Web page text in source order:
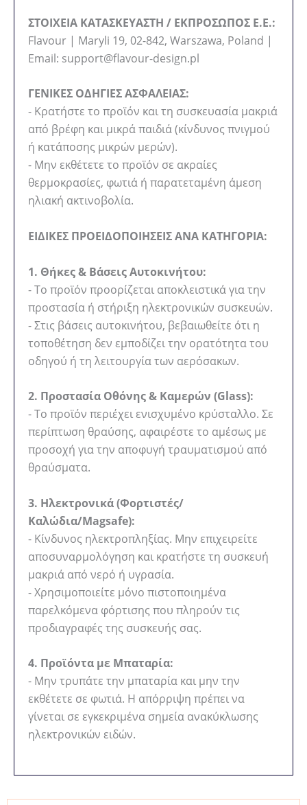
ΣΤΟΙΧΕΙΑ ΚΑΤΑΣΚΕΥΑΣΤΗ / ΕΚΠΡΟΣΩΠΟΣ Ε.Ε.:
Flavour | Maryli 19, 02-842, Warszawa, Poland |
Email: support@flavour-design.pl
ΓΕΝΙΚΕΣ ΟΔΗΓΙΕΣ ΑΣΦΑΛΕΙΑΣ:
- Κρατήστε το προϊόν και τη συσκευασία μακριά
από βρέφη και μικρά παιδιά (κίνδυνος πνιγμού
ή κατάποσης μικρών μερών).
- Μην εκθέτετε το προϊόν σε ακραίες
θερμοκρασίες, φωτιά ή παρατεταμένη άμεση
ηλιακή ακτινοβολία.
ΕΙΔΙΚΕΣ ΠΡΟΕΙΔΟΠΟΙΗΣΕΙΣ ΑΝΑ ΚΑΤΗΓΟΡΙΑ:
1. Θήκες & Βάσεις Αυτοκινήτου:
- Το προϊόν προορίζεται αποκλειστικά για την
προστασία ή στήριξη ηλεκτρονικών συσκευών.
- Στις βάσεις αυτοκινήτου, βεβαιωθείτε ότι η
τοποθέτηση δεν εμποδίζει την ορατότητα του
οδηγού ή τη λειτουργία των αερόσακων.
2. Προστασία Οθόνης & Καμερών (Glass):
- Το προϊόν περιέχει ενισχυμένο κρύσταλλο. Σε
περίπτωση θραύσης, αφαιρέστε το αμέσως με
προσοχή για την αποφυγή τραυματισμού από
θραύσματα.
3. Ηλεκτρονικά (Φορτιστές/
Καλώδια/Magsafe):
- Κίνδυνος ηλεκτροπληξίας. Μην επιχειρείτε
αποσυναρμολόγηση και κρατήστε τη συσκευή
μακριά από νερό ή υγρασία.
- Χρησιμοποιείτε μόνο πιστοποιημένα
παρελκόμενα φόρτισης που πληρούν τις
προδιαγραφές της συσκευής σας.
4. Προϊόντα με Μπαταρία:
- Μην τρυπάτε την μπαταρία και μην την
εκθέτετε σε φωτιά. Η απόρριψη πρέπει να
γίνεται σε εγκεκριμένα σημεία ανακύκλωσης
ηλεκτρονικών ειδών.